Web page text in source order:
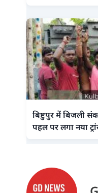
बिष्टुपुर में बिजली
पहल पर लगा नया